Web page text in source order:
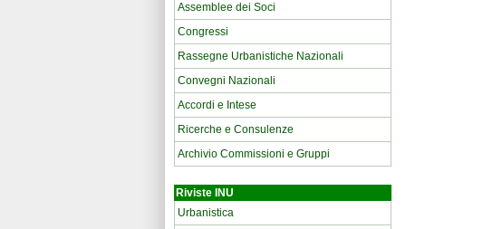
Assemblee dei Soci
Congressi
Rassegne Urbanistiche Nazionali
Convegni Nazionali
Accordi e Intese
Ricerche e Consulenze
Archivio Commissioni e Gruppi
Riviste INU
Urbanistica